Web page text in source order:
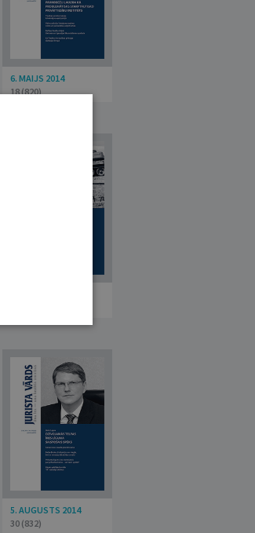
6. MAIJS 2014
18 (820)
5. AUGUSTS 2014
30 (832)